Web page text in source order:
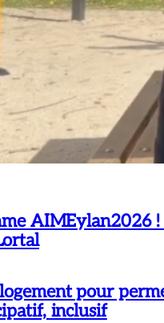
AIMEylan2026
pour
inclusif